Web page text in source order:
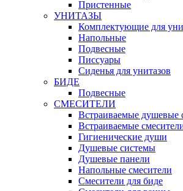
Пристенные
УНИТАЗЫ
Комплектующие для
Напольные
Подвесные
Писсуары
Сиденья для унитазов
БИДЕ
Подвесные
СМЕСИТЕЛИ
Встраиваемые душевые
Встраиваемые
Гигиенические души
Душевые системы
Душевые панели
Напольные смесители
Смесители для биде